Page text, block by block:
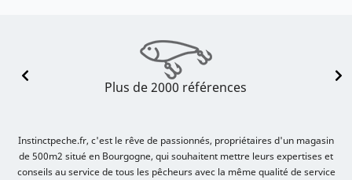
Plus de 2000 références
Instinctpeche.fr, c'est le rêve de passionnés, propriétaires d'un magasin
de 500m2 situé en Bourgogne, qui souhaitent mettre leurs expertises et
conseils au service de tous les pêcheurs avec la même qualité de service